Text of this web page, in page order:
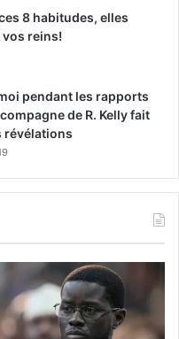
8 habitudes, elles
reins!
pendant les rapports
de R. Kelly fait
révélations